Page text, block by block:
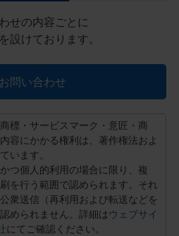
せの内容ごとに
設けております。
問い合わせ
標・サービスマーク・意匠・商
容にかかる権利は、著作権法およ
います。
つ個人的利用の場合に限り、複
を行う範囲で認められます。それ
衆送信（再利用および転送などを
められません。詳細は ウェブサイ
にてご確認ください。